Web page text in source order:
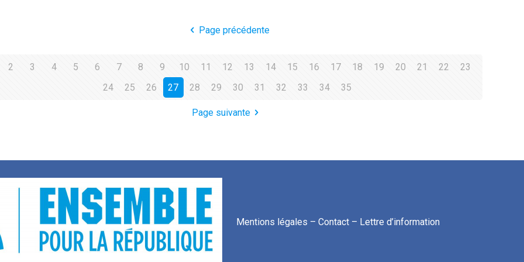
Page précédente
2 3 4 5 6 7 8 9 10 11 12 13 14 15 16 17 18 19 20 21 22
23
24
25 26 27 28 29 30 31 32 33 34 35
Page suivante
Mentions légales – Contact – Lettre d’information